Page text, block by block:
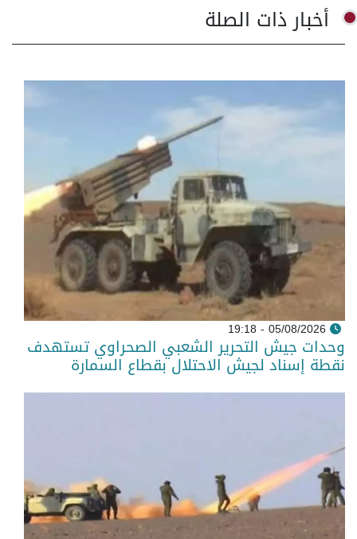
أخبار ذات الصلة
05/08/2026 - 19:18
وحدات جيش التحرير الشعبي الصحراوي تستهدف
نقطة إسناد لجيش الاحتلال بقطاع السمارة